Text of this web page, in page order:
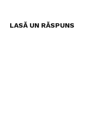
LASĂ UN RĂSPUNS